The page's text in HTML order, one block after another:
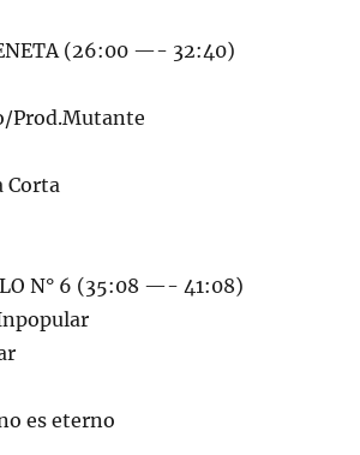
(26:00 —- 32:40)
Prod.Mutante
Corta
N° 6 (35:08 —- 41:08)
es eterno